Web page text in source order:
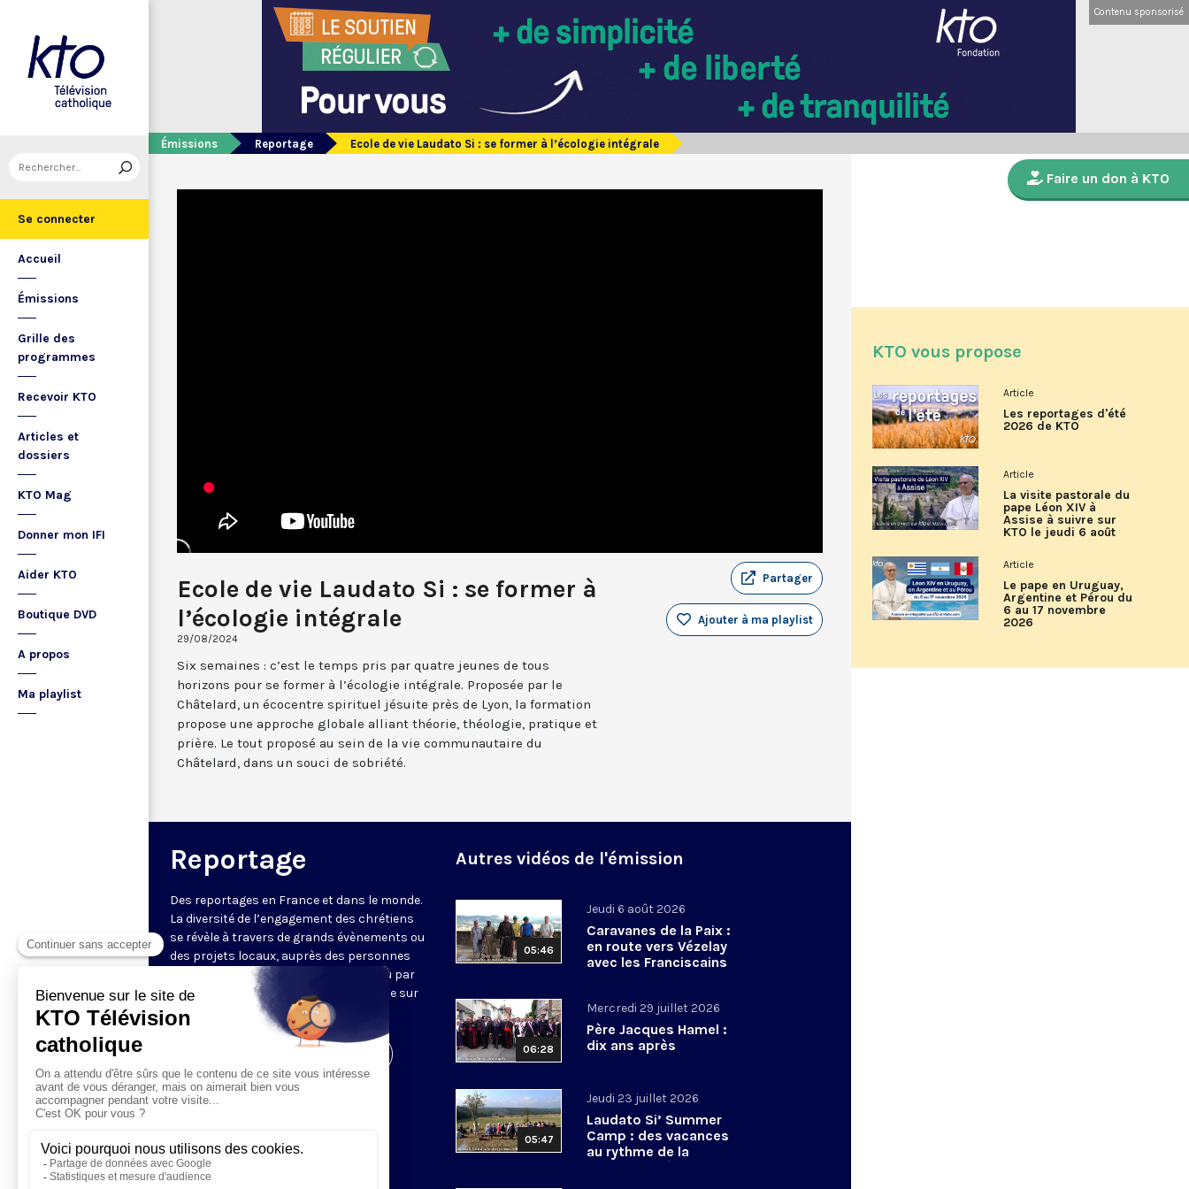
Se connecter
Accueil
Émissions
Grille des
programmes
Recevoir KTO
Articles et
dossiers
KTO Mag
Donner mon IFI
Aider KTO
Boutique DVD
A propos
Ma playlist
Contenu sponsorisé
Émissions Reportage Ecole de vie Laudato Si : se former à l’écologie intégrale
Ecole de vie Laudato Si : se former à
l’écologie intégrale
29/08/2024
Partager
Ajouter à ma playlist
Six semaines : c’est le temps pris par quatre jeunes de tous
horizons pour se former à l’écologie intégrale. Proposée par le
Châtelard, un écocentre spirituel jésuite près de Lyon, la formation
propose une approche globale alliant théorie, théologie, pratique et
prière. Le tout proposé au sein de la vie communautaire du
Châtelard, dans un souci de sobriété.
Reportage
Des reportages en France et dans le monde.
La diversité de l’engagement des chrétiens
se révèle à travers de grands évènements ou
des projets locaux, auprès des personnes
fragiles, au service du Bien commun ou par
l’évangélisation. Un regard d’espérance sur
le monde.
Autres vidéos de l'émission
05:46
Jeudi 6 août 2026
Caravanes de la Paix :
en route vers Vézelay
avec les Franciscains
06:28
Mercredi 29 juillet 2026
Père Jacques Hamel :
dix ans après
05:47
Jeudi 23 juillet 2026
Laudato Si’ Summer
Camp : des vacances
au rythme de la
conversion écologique
Faire un don à KTO
KTO vous propose
Article
Les reportages d'été
2026 de KTO
Article
La visite pastorale du
pape Léon XIV à
Assise à suivre sur
KTO le jeudi 6 août
Article
Le pape en Uruguay,
Argentine et Pérou du
6 au 17 novembre
2026